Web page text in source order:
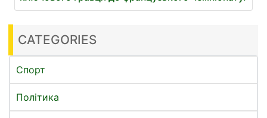
CATEGORIES
Спорт
Політика